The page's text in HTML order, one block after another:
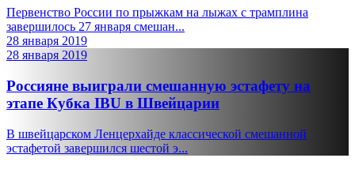
Первенство России по прыжкам на лыжах с трамплина
завершилось 27 января смешан...
28 января 2019
28 января 2019
Россияне выиграли смешанную эстафету на
этапе Кубка IBU в Швейцарии
В швейцарском Ленцерхайде классической смешанной
эстафетой завершился шестой э...